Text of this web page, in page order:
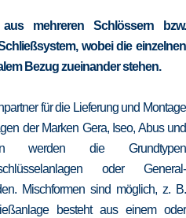
mehreren Schlössern bzw.
wobei die einzelnen
Bezug zueinander stehen.
für die Lieferung und Montage
der Marken Gera, Iseo, Abus und
werden die Grundtypen
oder General-
Mischformen sind möglich, z. B.
besteht aus einem oder